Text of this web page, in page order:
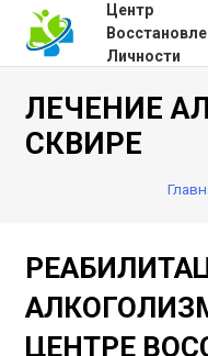
Центр
Личности
ЛЕЧЕНИЕ
СКВИРЕ
ЦЕНТРЕ